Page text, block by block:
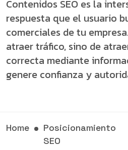
Contenidos SEO es la
respuesta que el usuario
comerciales de tu
atraer tráfico, sino de
correcta mediante
genere confianza y
Home
Posicionamiento
SEO